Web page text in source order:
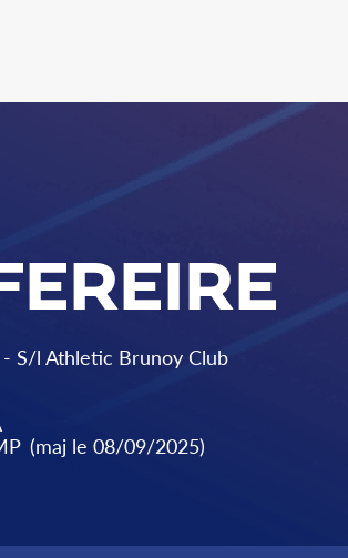
S/l Athletic Brunoy Club
(maj le 08/09/2025)